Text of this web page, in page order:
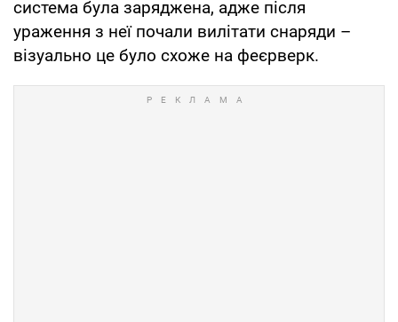
система була заряджена, адже після
ураження з неї почали вилітати снаряди –
візуально це було схоже на феєрверк.